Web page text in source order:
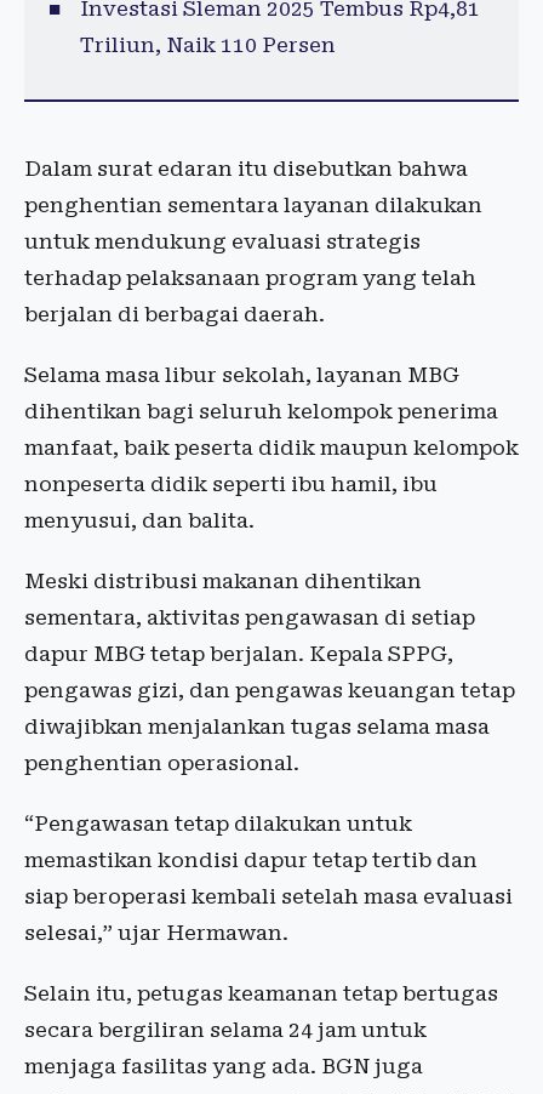
Investasi Sleman 2025 Tembus Rp4,81
Triliun, Naik 110 Persen
Dalam surat edaran itu disebutkan bahwa
penghentian sementara layanan dilakukan
untuk mendukung evaluasi strategis
terhadap pelaksanaan program yang telah
berjalan di berbagai daerah.
Selama masa libur sekolah, layanan MBG
dihentikan bagi seluruh kelompok penerima
manfaat, baik peserta didik maupun kelompok
nonpeserta didik seperti ibu hamil, ibu
menyusui, dan balita.
Meski distribusi makanan dihentikan
sementara, aktivitas pengawasan di setiap
dapur MBG tetap berjalan. Kepala SPPG,
pengawas gizi, dan pengawas keuangan tetap
diwajibkan menjalankan tugas selama masa
penghentian operasional.
“Pengawasan tetap dilakukan untuk
memastikan kondisi dapur tetap tertib dan
siap beroperasi kembali setelah masa evaluasi
selesai,” ujar Hermawan.
Selain itu, petugas keamanan tetap bertugas
secara bergiliran selama 24 jam untuk
menjaga fasilitas yang ada. BGN juga